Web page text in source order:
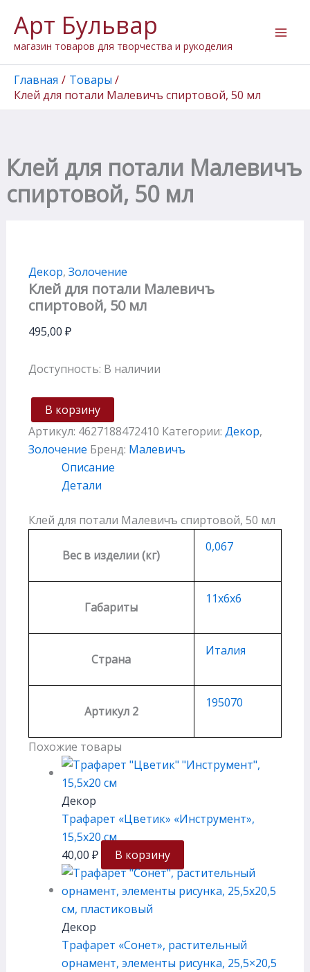
содержимому
Арт Бульвар
магазин товаров для творчества и рукоделия
Главная
Товары
Клей для потали Малевичъ спиртовой, 50 мл
Клей для потали Малевичъ
спиртовой, 50 мл
Декор, Золочение
Клей для потали Малевичъ
спиртовой, 50 мл
495,00 ₽
Доступность: В наличии
товара
Клей
для
потали
Малевичъ
спиртовой,
50
В корзину
Артикул: 4627188472410 Категории: Декор,
Золочение Бренд: Малевичъ
Описание
Детали
Клей для потали Малевичъ спиртовой, 50 мл
Вес в изделии (кг)
0,067
Габариты
11х6х6
Страна
Италия
Артикул 2
195070
Похожие товары
Декор
Трафарет «Цветик» «Инструмент»,
15,5х20 см
40,00 ₽ В корзину
Декор
Трафарет «Сонет», растительный
орнамент, элементы рисунка, 25,5×20,5